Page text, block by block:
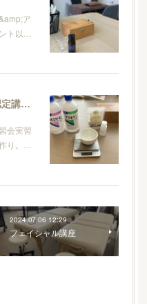
ア
ト以…
アロマテラピーアドバイザー認定講習会
会実習
り。…
2024.07.06 12:29
フェイシャル講座